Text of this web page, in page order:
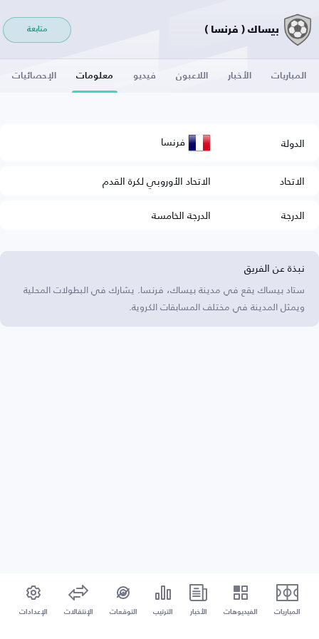
بيساك ( فرنسا ) متابعة
المباريات الأخبار اللاعبون فيديو معلومات الإحصائيات
الدولة فرنسا
الاتحاد
الاتحاد الأوروبي لكرة القدم
الدرجة
الدرجة الخامسة
نبذة عن الفريق
ستاد بيساك يقع في مدينة بيساك، فرنسا. يشارك في البطولات المحلية
ويمثل المدينة في مختلف المسابقات الكروية.
المباريات الفيديوهات الأخبار الترتيب التوقعات الإنتقالات الإعدادات